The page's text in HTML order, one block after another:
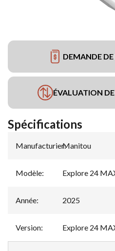
DEMANDE
ÉVALUATION
Spécifications
Manufacturier:
Manitou
Modèle: Explore 24
Année: 2025
Version: Explore 24